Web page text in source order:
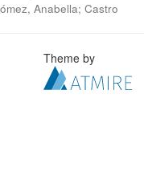
Anabella; Castro
Theme by